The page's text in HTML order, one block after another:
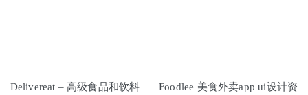
Delivereat – 高级食品和饮料
Foodlee 美食外卖app ui设计资